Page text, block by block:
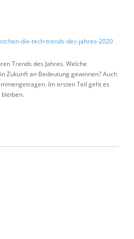
die-tech-trends-des-jahres-2020
Trends des Jahres. Welche
Zukunft an Bedeutung gewinnen? Auch
Im ersten Teil geht es
bleiben.